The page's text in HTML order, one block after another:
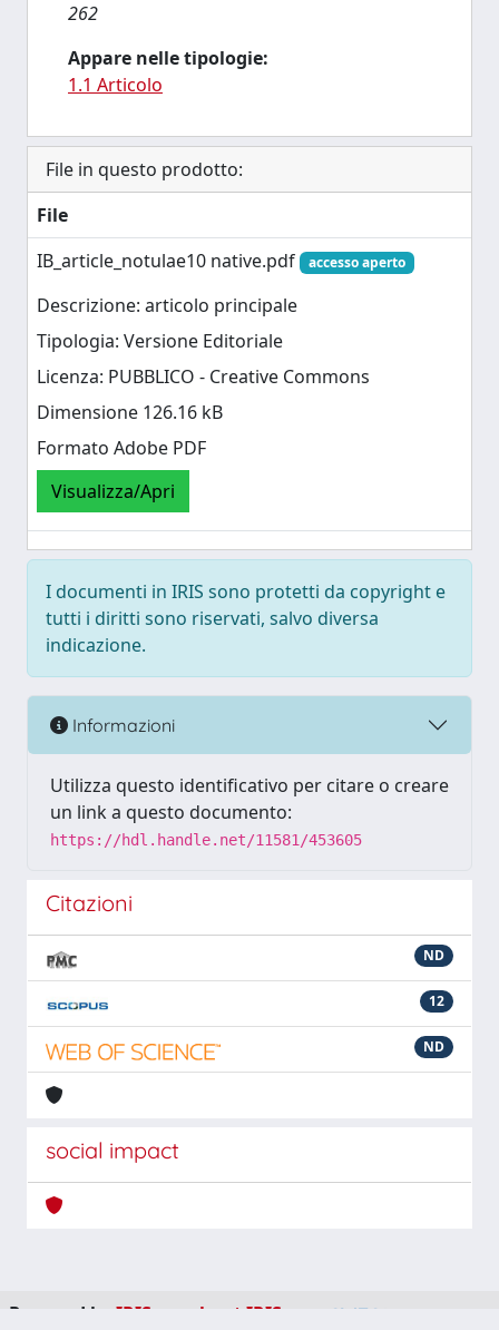
262
Appare nelle tipologie:
1.1 Articolo
File in questo prodotto:
File
IB_article_notulae10 native.pdf
accesso aperto
Descrizione: articolo principale
Tipologia: Versione Editoriale
Licenza: PUBBLICO - Creative Commons
Dimensione 126.16 kB
Formato Adobe PDF
Visualizza/Apri
I documenti in IRIS sono protetti da copyright e
tutti i diritti sono riservati, salvo diversa
indicazione.
Informazioni
Utilizza questo identificativo per citare o creare
un link a questo documento:
https://hdl.handle.net/11581/453605
Citazioni
ND
12
ND
social impact
Powered by IRIS about IRIS